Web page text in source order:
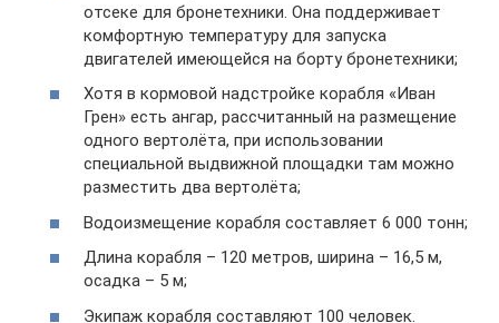
отсеке для бронетехники. Она поддерживает
комфортную температуру для запуска
двигателей имеющейся на борту бронетехники;
Хотя в кормовой надстройке корабля «Иван
Грен» есть ангар, рассчитанный на размещение
одного вертолёта, при использовании
специальной выдвижной площадки там можно
разместить два вертолёта;
Водоизмещение корабля составляет 6 000 тонн;
Длина корабля – 120 метров, ширина – 16,5 м,
осадка – 5 м;
Экипаж корабля составляют 100 человек.